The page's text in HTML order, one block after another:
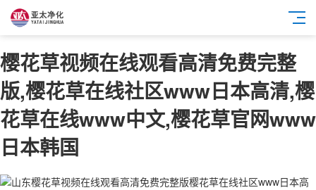
樱花草视频在线观看高清免费完整
版,樱花草在线社区www日本高清,樱
花草在线www中文,樱花草官网www
日本韩国